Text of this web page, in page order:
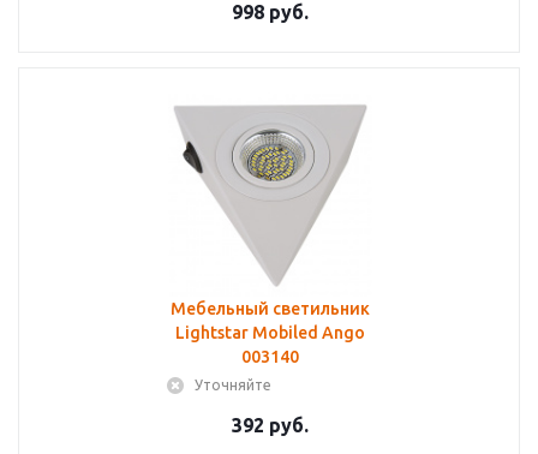
998 руб.
Мебельный светильник
Lightstar Mobiled Ango
003140
Уточняйте
392 руб.